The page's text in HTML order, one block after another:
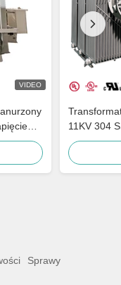
VIDEO
11KV 304
IEEE
Sprawy